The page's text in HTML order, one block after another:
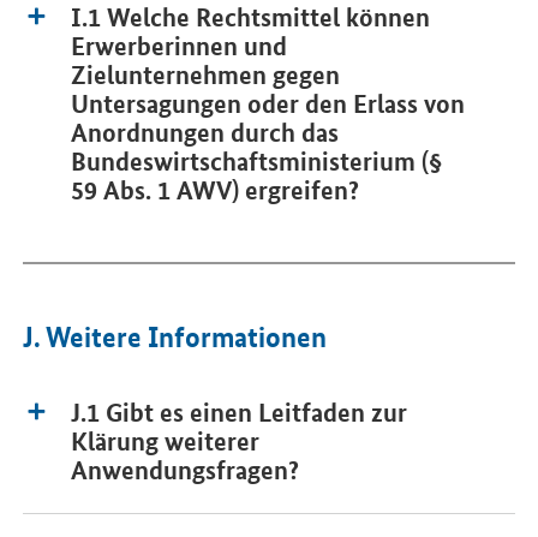
I.1 Welche Rechtsmittel können
Erwerberinnen und
Zielunternehmen gegen
Untersagungen oder den Erlass von
Anordnungen durch das
Bundeswirtschaftsministerium (§
59 Abs. 1 AWV) ergreifen?
J. Weitere Informationen
J.1 Gibt es einen Leitfaden zur
Klärung weiterer
Anwendungsfragen?